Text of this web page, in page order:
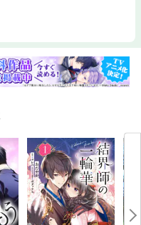
""楽しいから""」「ハムスター
ーがうれしいときの表情があ
ごいんです3 飼い主は心配性4
私の幸せ【マンガ・イラス
わふわの動物キャラクターが
ター そだてかたブック』（い
んないきもの事典』シリーズ
うさほん』（西東社）、『ハ
出版）、『ハム語レッスン
電子書籍について＞※本電子
化したものです。※本電子書
。※本文に記載されている内
たものです。※印刷出版を電